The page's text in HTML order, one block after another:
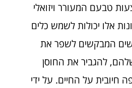
טבעם המעורר ויזואלי
אלו יכולות לשמש כלים
המבקשים לשפר את
להגביר את החוסן
על החיים. על ידי